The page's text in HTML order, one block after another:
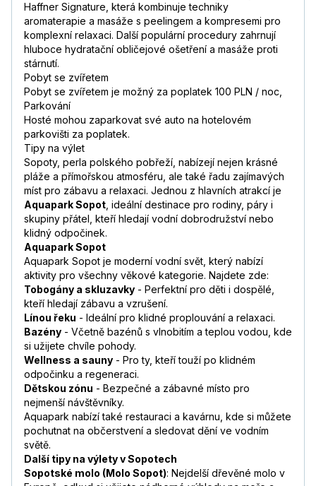
Haffner Signature, která kombinuje techniky
aromaterapie a masáže s peelingem a kompresemi pro
komplexní relaxaci. Další populární procedury zahrnují
hluboce hydratační obličejové ošetření a masáže proti
stárnutí.
Pobyt se zvířetem
Pobyt se zvířetem je možný za poplatek 100 PLN / noc,
Parkování
Hosté mohou zaparkovat své auto na hotelovém
parkovišti za poplatek.
Tipy na výlet
Sopoty, perla polského pobřeží, nabízejí nejen krásné
pláže a přímořskou atmosféru, ale také řadu zajímavých
míst pro zábavu a relaxaci. Jednou z hlavních atrakcí je
Aquapark Sopot , ideální destinace pro rodiny, páry i
skupiny přátel, kteří hledají vodní dobrodružství nebo
klidný odpočinek.
Aquapark Sopot
Aquapark Sopot je moderní vodní svět, který nabízí
aktivity pro všechny věkové kategorie. Najdete zde:
Tobogány a skluzavky - Perfektní pro děti i dospělé,
kteří hledají zábavu a vzrušení.
Línou řeku - Ideální pro klidné proplouvání a relaxaci.
Bazény - Včetně bazénů s vlnobitím a teplou vodou, kde
si užijete chvíle pohody.
Wellness a sauny - Pro ty, kteří touží po klidném
odpočinku a regeneraci.
Dětskou zónu - Bezpečné a zábavné místo pro
nejmenší návštěvníky.
Aquapark nabízí také restauraci a kavárnu, kde si můžete
pochutnat na občerstvení a sledovat dění ve vodním
světě.
Další tipy na výlety v Sopotech
Sopotské molo (Molo Sopot): Nejdelší dřevěné molo v